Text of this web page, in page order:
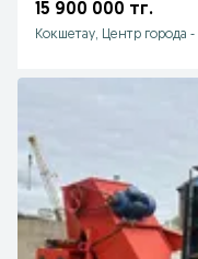
15 900 000 тг.
Кокшетау, Центр города -